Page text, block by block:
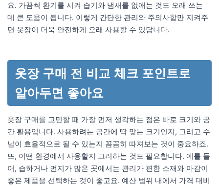
요. 가끔씩 환기를 시켜 습기와 냄새를 없애는 것도 오래 쓰는
데 큰 도움이 됩니다. 이렇게 간단한 관리와 주의사항만 지켜주
면 옷장이 더욱 안전하게 오래 사용할 수 있답니다.
옷장 구매 전 비교 체크 포인트로
알아두면 좋아요
옷장 구매를 고민할 때 가장 먼저 생각하는 점은 바로 크기와 공
간 활용입니다. 사용하려는 공간에 딱 맞는 크기인지, 그리고 수
납이 효율적으로 될 수 있는지 꼼꼼히 따져보는 것이 중요하죠.
또, 어떤 환경에서 사용할지 고려하는 것도 필요합니다. 예를 들
어, 습하거나 먼지가 많은 곳에서는 관리가 편한 소재와 마감이
좋은 제품을 선택하는 것이 좋고요. 예산 범위 내에서 가격 대비